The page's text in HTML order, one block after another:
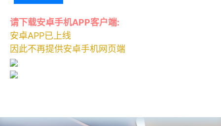
请下载安卓手机APP客户端:
安卓APP已上线
因此不再提供安卓手机网页端